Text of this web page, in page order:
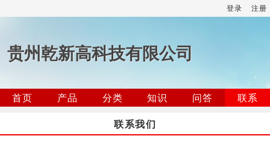
登录 注册
贵州乾新高科技有限公司
首页 产品 分类 知识 问答
联系
联系我们